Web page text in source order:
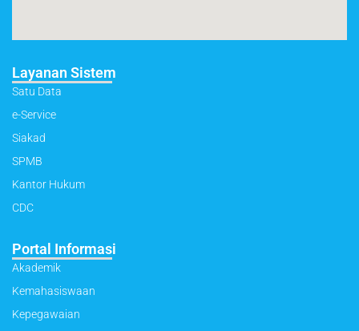
Layanan Sistem
Satu Data
e-Service
Siakad
SPMB
Kantor Hukum
CDC
Portal Informasi
Akademik
Kemahasiswaan
Kepegawaian